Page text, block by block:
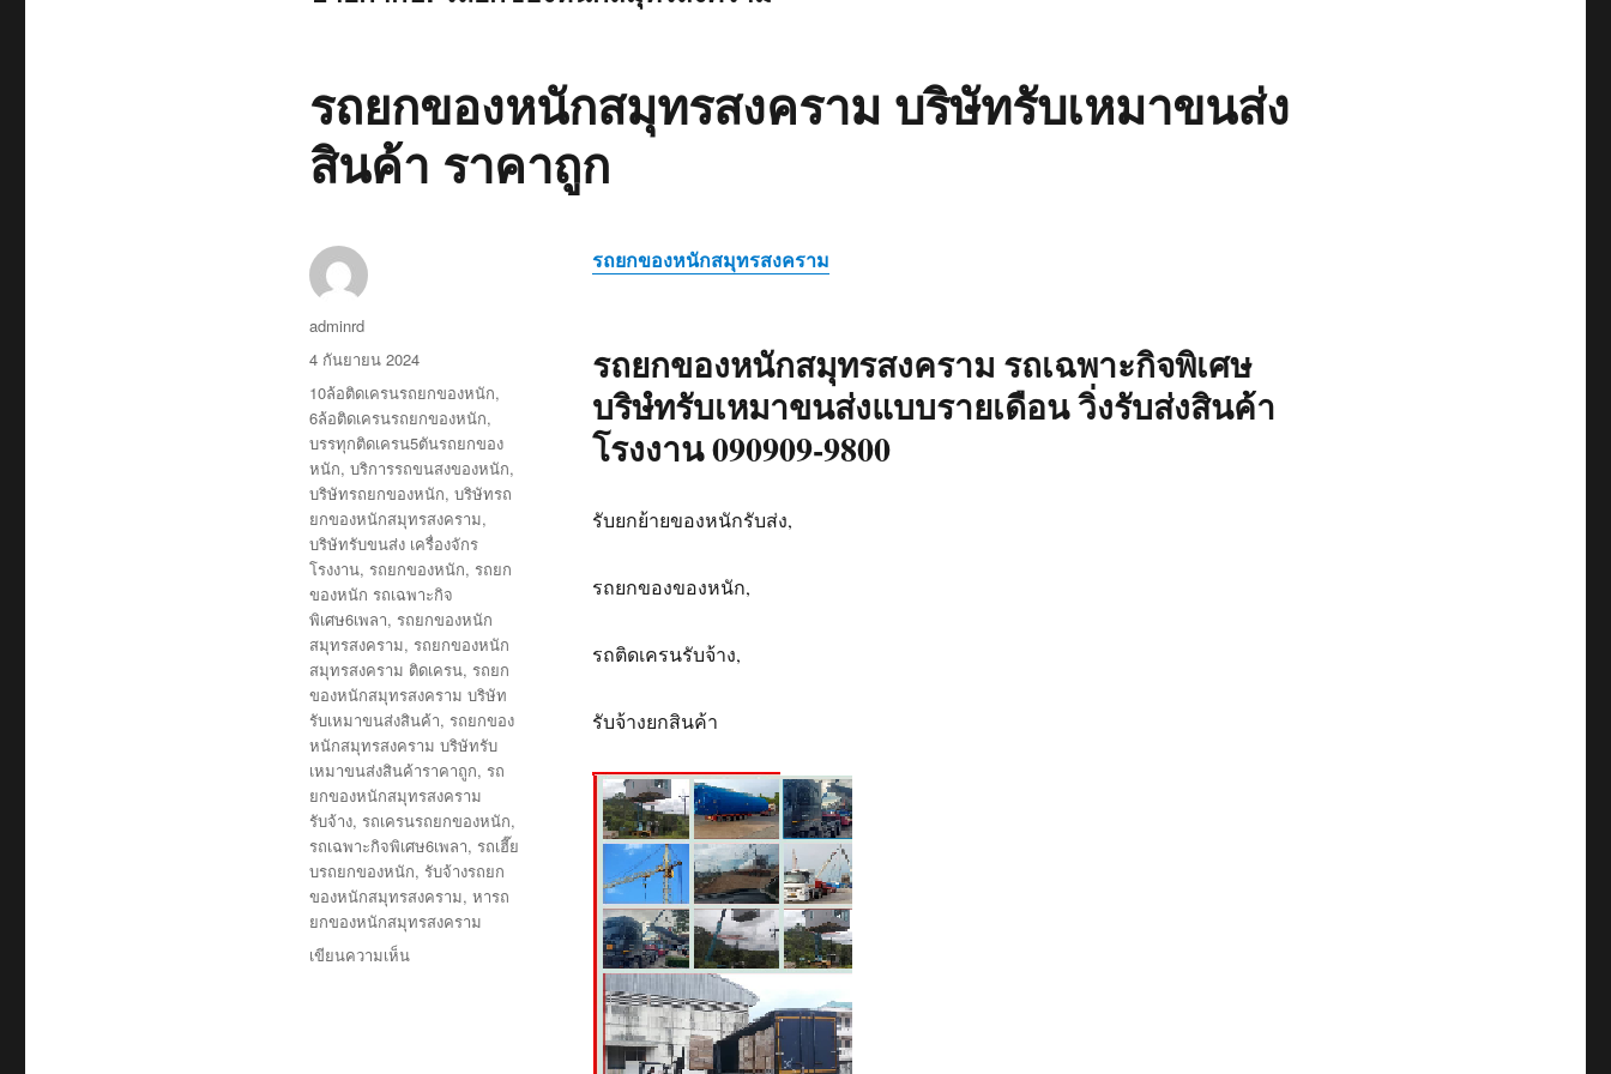
รถยกของหนักสมุทรสงคราม บริษัทรับเหมาขนส่ง
สินค้า ราคาถูก
รถยกของหนักสมุทรสงคราม
รถยกของหนักสมุทรสงคราม รถเฉพาะกิจพิเศษ
บริษํทรับเหมาขนส่งแบบรายเดือน วิ่งรับส่งสินค้า
โรงงาน 090909-9800
รับยกย้ายของหนักรับส่ง,
รถยกของของหนัก,
รถติดเครนรับจ้าง,
รับจ้างยกสินค้า
ผู้
เขียน
adminrd
เขียน
เมื่อ
4 กันยายน 2024
ป้าย
กำกับ
10ล้อติดเครนรถยกของหนัก,
6ล้อติดเครนรถยกของหนัก,
บรรทุกติดเครน5ตันรถยกของ
หนัก, บริการรถขนสงของหนัก,
บริษัทรถยกของหนัก, บริษัทรถ
ยกของหนักสมุทรสงคราม,
บริษัทรับขนส่ง เครื่องจักร
โรงงาน, รถยกของหนัก, รถยก
ของหนัก รถเฉพาะกิจ
พิเศษ6เพลา, รถยกของหนัก
สมุทรสงคราม, รถยกของหนัก
สมุทรสงคราม ติดเครน, รถยก
ของหนักสมุทรสงคราม บริษัท
รับเหมาขนส่งสินค้า, รถยกของ
หนักสมุทรสงคราม บริษัทรับ
เหมาขนส่งสินค้าราคาถูก, รถ
ยกของหนักสมุทรสงคราม
รับจ้าง, รถเครนรถยกของหนัก,
รถเฉพาะกิจพิเศษ6เพลา, รถเฮี๊ย
บรถยกของหนัก, รับจ้างรถยก
ของหนักสมุทรสงคราม, หารถ
ยกของหนักสมุทรสงคราม
เขียนความเห็นบน